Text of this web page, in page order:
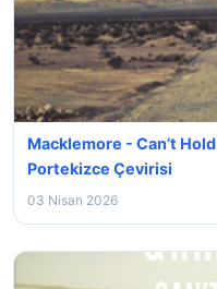
Macklemore - Can’t
Portekizce Çevirisi
03 Nisan 2026